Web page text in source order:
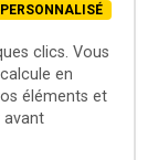
PERSONNALISÉ
clics. Vous
en
éléments et
avant